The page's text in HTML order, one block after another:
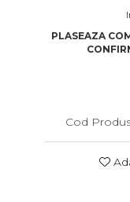
PLASEAZA
Cod